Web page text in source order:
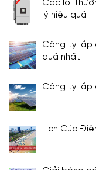
Các lỗi
lý hiệu quả
Công ty lắp
quả nhất
Công ty lắp
Lịch Cúp